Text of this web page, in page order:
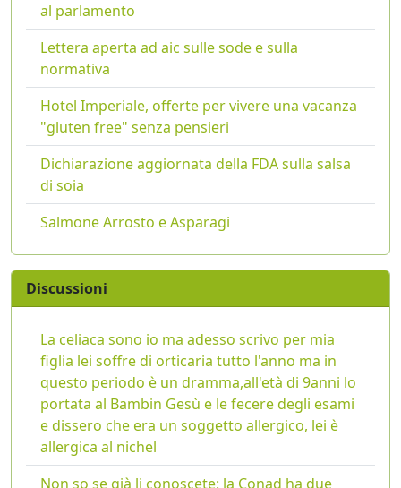
al parlamento
Lettera aperta ad aic sulle sode e sulla
normativa
Hotel Imperiale, offerte per vivere una vacanza
"gluten free" senza pensieri
Dichiarazione aggiornata della FDA sulla salsa
di soia
Salmone Arrosto e Asparagi
Discussioni
La celiaca sono io ma adesso scrivo per mia
figlia lei soffre di orticaria tutto l'anno ma in
questo periodo è un dramma,all'età di 9anni lo
portata al Bambin Gesù e le fecere degli esami
e dissero che era un soggetto allergico, lei è
allergica al nichel
Non so se già li conoscete: la Conad ha due